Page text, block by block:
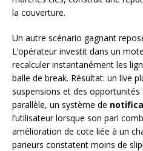
la couverture.
Un autre scénario gagnant
L’opérateur investit dans un
recalculer instantanément les
balle de break. Résultat: un live
suspensions et des opportunités
parallèle, un système de
l’utilisateur lorsque son pari
amélioration de cote liée à un
parieurs constatent moins de